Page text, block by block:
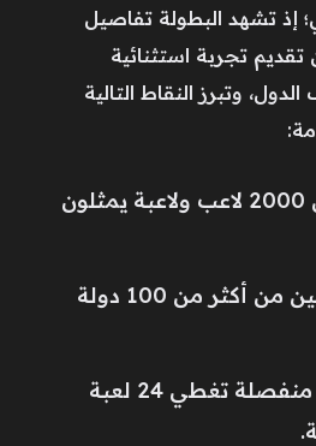
إذ تشهد البطولة تفاصيل
تجربة استثنائية
وتبرز النقاط التالية
مشاركة أكثر من 2000 لاعب ولاعبة يمثلون
حضور المتنافسين من أكثر من 100 دولة
إقامة 25 بطولة منفصلة تغطي 24 لعبة